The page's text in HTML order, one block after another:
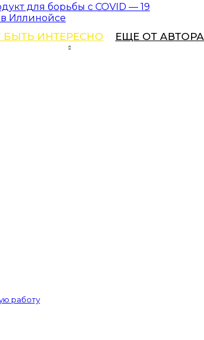
для борьбы с COVID — 19
в Иллинойсе
ИНТЕРЕСНО ЕЩЕ ОТ АВТОРА
работу